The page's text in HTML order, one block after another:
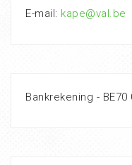
E-mail: kape@val.be
Bankrekening - BE70